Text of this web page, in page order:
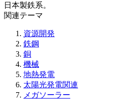
日本製鉄系。
関連テーマ
資源開発
鉄鋼
銅
機械
地熱発電
太陽光発電関連
メガソーラー